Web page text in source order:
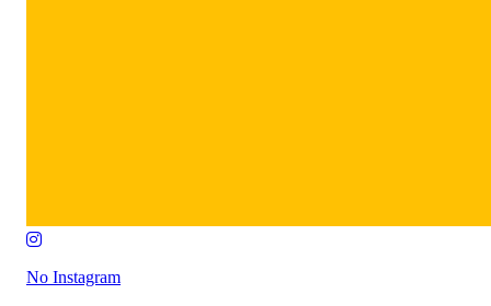
No Instagram